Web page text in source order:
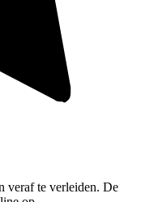
veraf te verleiden. De